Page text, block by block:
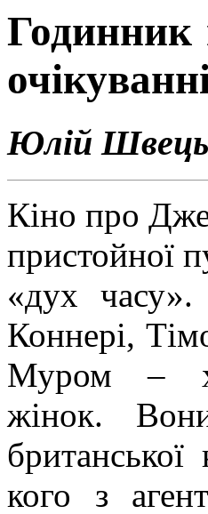
Годинник
Юлій Швець
Кіно про
пристойної
«дух
Коннері,
Муром –
жінок.
кого з